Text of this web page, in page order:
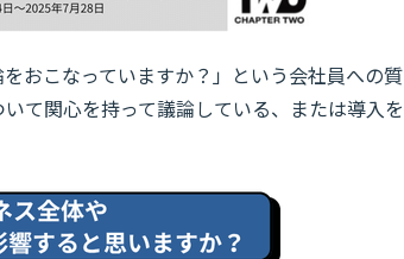
おこなっていますか？」という会社員への質
て関心を持って議論している、または導入を